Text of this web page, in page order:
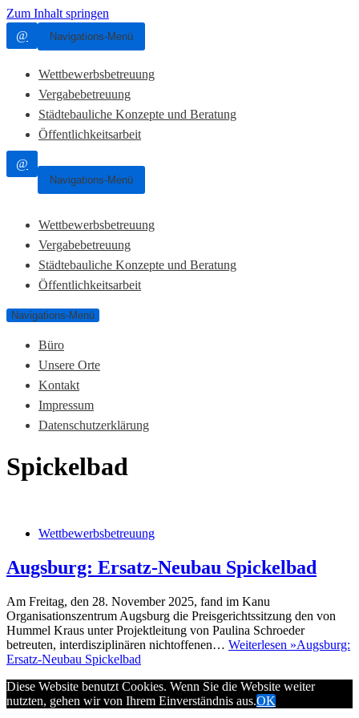
Zum Inhalt springen
@
Navigations-Menü
Wettbewerbsbetreuung
Vergabebetreuung
Städtebauliche Konzepte und Beratung
Öffentlichkeitsarbeit
@
Navigations-Menü
Wettbewerbsbetreuung
Vergabebetreuung
Städtebauliche Konzepte und Beratung
Öffentlichkeitsarbeit
Navigations-Menü
Büro
Unsere Orte
Kontakt
Impressum
Datenschutzerklärung
Spickelbad
Wettbewerbsbetreuung
Augsburg: Ersatz-Neubau Spickelbad
Am Freitag, den 28. November 2025, fand im Kanu
Organisationszentrum Augsburg die Preisgerichtssitzung den von
Hummel Kraus unter Projektleitung von Paulina Schroeder
betreuten, interdisziplinären nichtoffenen… Weiterlesen »Augsburg:
Ersatz-Neubau Spickelbad
Diese Website benutzt Cookies. Wenn Sie die Website weiter
nutzten, gehen wir von Ihrem Einverständnis aus.OK